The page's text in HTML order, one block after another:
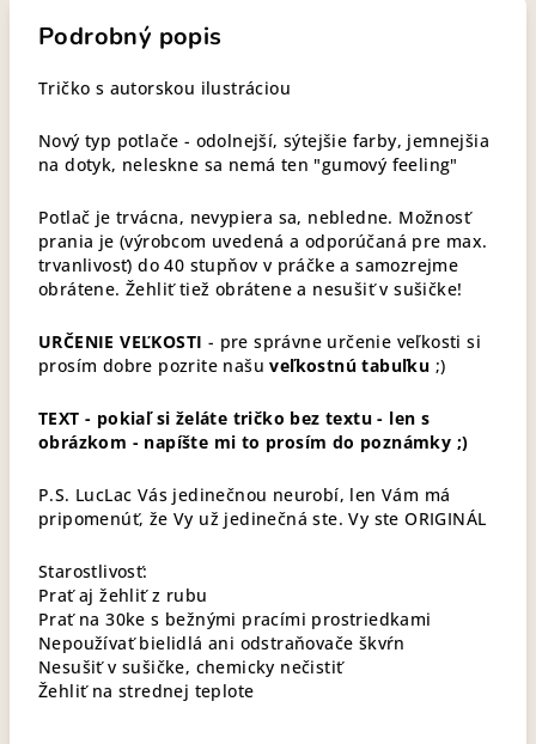
Podrobný popis
Tričko s autorskou ilustráciou
Nový typ potlače - odolnejší, sýtejšie farby, jemnejšia
na dotyk, neleskne sa nemá ten "gumový feeling"
Potlač je trvácna, nevypiera sa, nebledne. Možnosť
prania je (výrobcom uvedená a odporúčaná pre max.
trvanlivosť) do 40 stupňov v práčke a samozrejme
obrátene. Žehliť tiež obrátene a nesušiť v sušičke!
URČENIE VEĽKOSTI - pre správne určenie veľkosti si
prosím dobre pozrite našu veľkostnú tabuľku ;)
TEXT - pokiaľ si želáte tričko bez textu - len s
obrázkom - napíšte mi to prosím do poznámky ;)
P.S. LucLac Vás jedinečnou neurobí, len Vám má
pripomenúť, že Vy už jedinečná ste. Vy ste ORIGINÁL
Starostlivosť:
Prať aj žehliť z rubu
Prať na 30ke s bežnými pracími prostriedkami
Nepoužívať bielidlá ani odstraňovače škvŕn
Nesušiť v sušičke, chemicky nečistiť
Žehliť na strednej teplote